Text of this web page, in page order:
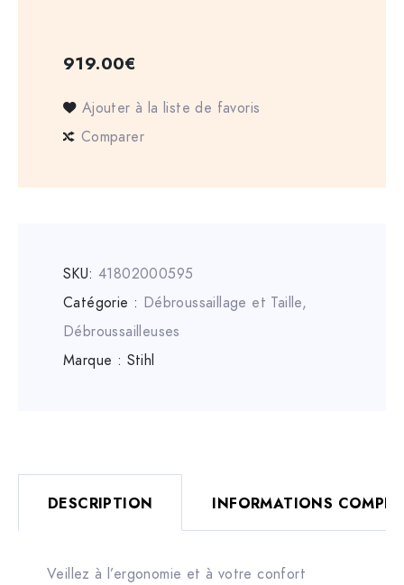
919.00€
Ajouter à la liste de favoris
Comparer
SKU: 41802000595
Catégorie : Débroussaillage et Taille,
Débroussailleuses
Marque : Stihl
DESCRIPTION INFORMATIONS
Veillez à l’ergonomie et à votre confort